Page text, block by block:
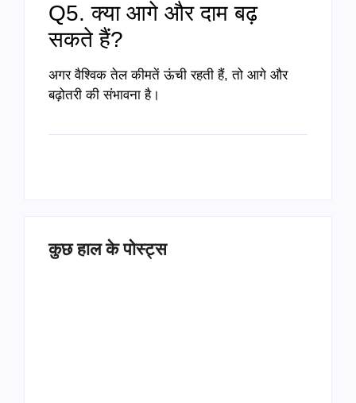
Q5. क्या आगे और दाम बढ़
सकते हैं?
अगर वैश्विक तेल कीमतें ऊंची रहती हैं, तो आगे और
बढ़ोतरी की संभावना है।
कुछ हाल के पोस्ट्स